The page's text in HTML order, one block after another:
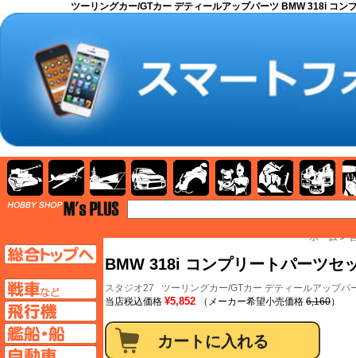
ツーリングカー/GTカー デティールアップパーツ BMW 318i コ
ホーム＞
BMW 318i コンプリートパーツセ
スタジオ27
ツーリングカー/GTカー デティールアップパ
当店税込価格 ¥5,852 （メーカー希望小売価格 6,160）
AFV
飛行機ページへ
艦船ページへ
自動車ページへ
AFV 飛行機 艦船 自動車 バイク キャラクターガンダム 塗料